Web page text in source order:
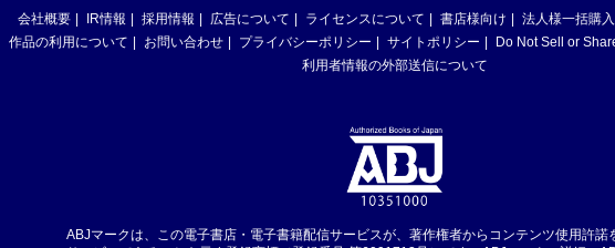
会社概要 IR情報 採用情報 広告について ライセンスについて 書店様向け 法人様一括購入
作品の利用について
お問い合わせ プライバシーポリシー サイトポリシー
Do Not Sell or
利用者情報の外部送信について
ABJマークは、この電子書店・電子書籍配信サービスが、著作権者からコンテンツ使用許諾